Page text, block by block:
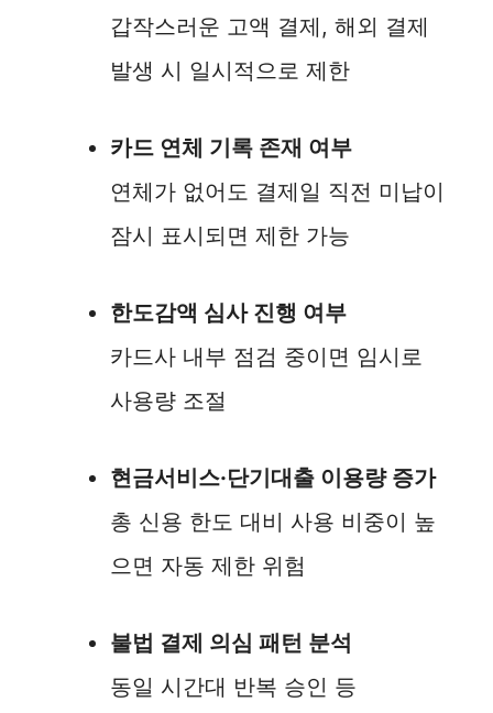
갑작스러운 고액 결제, 해외 결제
발생 시 일시적으로 제한
카드 연체 기록 존재 여부
연체가 없어도 결제일 직전 미납이
잠시 표시되면 제한 가능
한도감액 심사 진행 여부
카드사 내부 점검 중이면 임시로
사용량 조절
현금서비스·단기대출 이용량 증가
총 신용 한도 대비 사용 비중이 높
으면 자동 제한 위험
불법 결제 의심 패턴 분석
동일 시간대 반복 승인 등